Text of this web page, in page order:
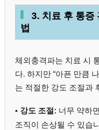
3. 치료 후 통증
법
체외충격파는 치료 시
다. 하지만 “아픈 만큼
는 적절한 강도 조절과
• 강도 조절: 너무 약하
조직이 손상될 수 있습